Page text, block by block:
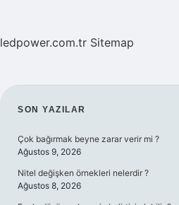
ledpower.com.tr Sitemap
SIDEBAR
SON YAZILAR
Çok bağırmak beyne zarar verir mi ?
Ağustos 9, 2026
Nitel değişken örnekleri nelerdir ?
Ağustos 8, 2026